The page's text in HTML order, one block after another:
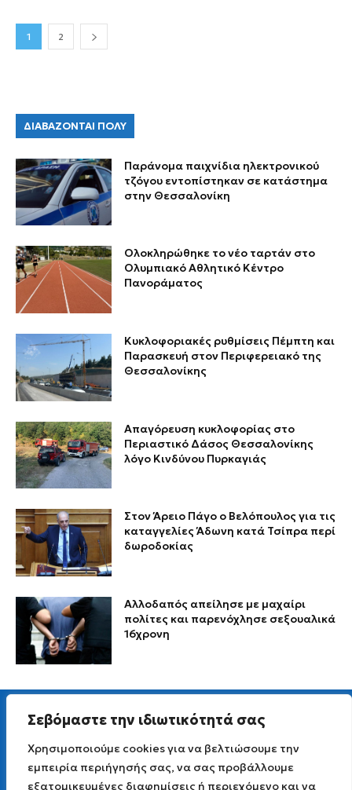
Σεβόμαστε την ιδιωτικότητά σας
Χρησιμοποιούμε cookies για να βελτιώσουμε την
εμπειρία περιήγησής σας, να σας προβάλλουμε
εξατομικευμένες διαφημίσεις ή περιεχόμενο και να
1 2
ΔΙΑΒΑΖΟΝΤΑΙ ΠΟΛΥ
Παράνομα παιχνίδια ηλεκτρονικού
τζόγου εντοπίστηκαν σε κατάστημα
στην Θεσσαλονίκη
Ολοκληρώθηκε το νέο ταρτάν στο
Ολυμπιακό Αθλητικό Κέντρο
Πανοράματος
Κυκλοφοριακές ρυθμίσεις Πέμπτη και
Παρασκευή στον Περιφερειακό της
Θεσσαλονίκης
Απαγόρευση κυκλοφορίας στο
Περιαστικό Δάσος Θεσσαλονίκης
λόγο Κινδύνου Πυρκαγιάς
Στον Άρειο Πάγο ο Βελόπουλος για τις
καταγγελίες Άδωνη κατά Τσίπρα περί
δωροδοκίας
Αλλοδαπός απείλησε με μαχαίρι
πολίτες και παρενόχλησε σεξουαλικά
16χρονη
Για άμεση επικοινωνία στείλτε μας Viber μήνυμα